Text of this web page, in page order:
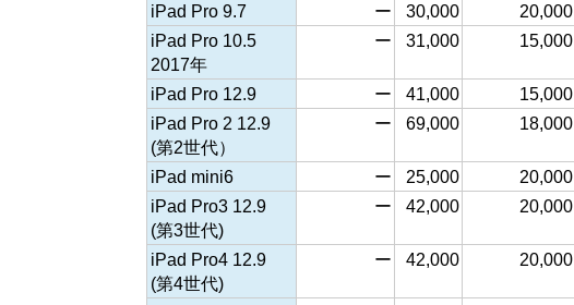
iPad Pro 9.7
ー 30,000 20,000
iPad Pro 10.5
2017年
ー 31,000 15,000
iPad Pro 12.9 ー 41,000 15,000
iPad Pro 2 12.9
(第2世代）
ー 69,000 18,000
iPad mini6 ー 25,000 20,000
iPad Pro3 12.9
(第3世代)
ー 42,000 20,000
iPad Pro4 12.9
(第4世代)
ー 42,000 20,000